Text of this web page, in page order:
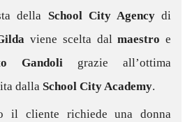
della School City Agencydi
viene scelta dalmaestro e
Gandoli grazie all’ottima
dalla School City Academy.
il cliente richiede una donna